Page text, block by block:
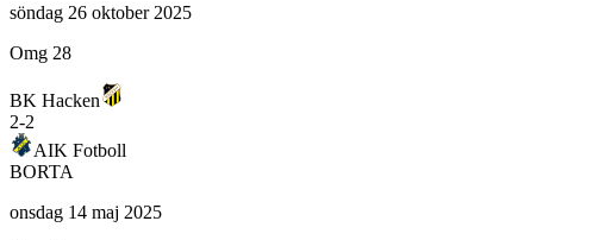
söndag 26 oktober 2025
Omg 28
BK Hacken
2-2
AIK Fotboll
BORTA
onsdag 14 maj 2025